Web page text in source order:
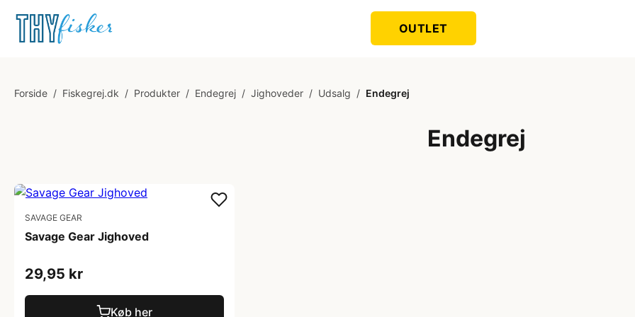
OUTLET
Forside / Fiskegrej.dk / Produkter / Endegrej / Jighoveder / Udsalg / Endegrej
Endegrej
SAVAGE GEAR
Savage Gear Jighoved
29,95 kr
Køb her